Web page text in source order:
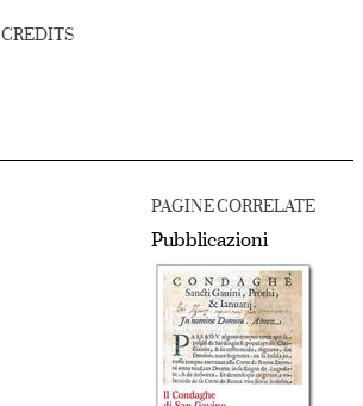
CREDITS
PAGINE CORRELATE
Pubblicazioni